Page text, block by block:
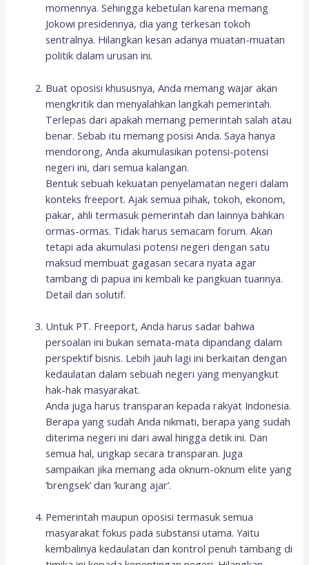
momennya. Sehingga kebetulan karena memang
Jokowi presidennya, dia yang terkesan tokoh
sentralnya. Hilangkan kesan adanya muatan-muatan
politik dalam urusan ini.
Buat oposisi khususnya, Anda memang wajar akan
mengkritik dan menyalahkan langkah pemerintah.
Terlepas dari apakah memang pemerintah salah atau
benar. Sebab itu memang posisi Anda. Saya hanya
mendorong, Anda akumulasikan potensi-potensi
negeri ini, dari semua kalangan.
Bentuk sebuah kekuatan penyelamatan negeri dalam
konteks freeport. Ajak semua pihak, tokoh, ekonom,
pakar, ahli termasuk pemerintah dan lainnya bahkan
ormas-ormas. Tidak harus semacam forum. Akan
tetapi ada akumulasi potensi negeri dengan satu
maksud membuat gagasan secara nyata agar
tambang di papua ini kembali ke pangkuan tuannya.
Detail dan solutif.
Untuk PT. Freeport, Anda harus sadar bahwa
persoalan ini bukan semata-mata dipandang dalam
perspektif bisnis. Lebih jauh lagi ini berkaitan dengan
kedaulatan dalam sebuah negeri yang menyangkut
hak-hak masyarakat.
Anda juga harus transparan kepada rakyat Indonesia.
Berapa yang sudah Anda nikmati, berapa yang sudah
diterima negeri ini dari awal hingga detik ini. Dan
semua hal, ungkap secara transparan. Juga
sampaikan jika memang ada oknum-oknum elite yang
‘brengsek’ dan ‘kurang ajar’.
Pemerintah maupun oposisi termasuk semua
masyarakat fokus pada substansi utama. Yaitu
kembalinya kedaulatan dan kontrol penuh tambang di